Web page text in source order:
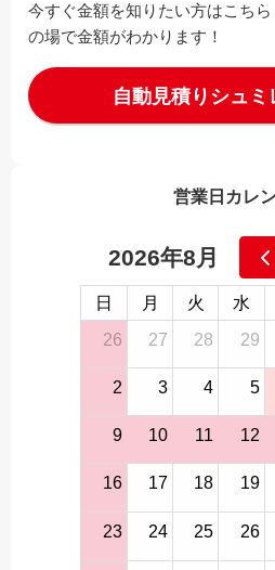
今すぐ金額を知りたい方はこち
の場で金額がわかります！
自動見積りシュミ
営業日カレ
2026年8月
日 月 火 水
26
27 28 29
2 3 4 5
9 10 11 12
16 17 18 19
23 24 25 26